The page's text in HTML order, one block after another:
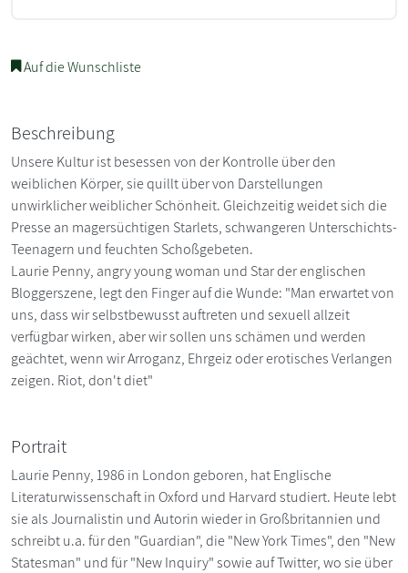
Auf die Wunschliste
Beschreibung
Unsere Kultur ist besessen von der Kontrolle über den
weiblichen Körper, sie quillt über von Darstellungen
unwirklicher weiblicher Schönheit. Gleichzeitig weidet sich die
Presse an magersüchtigen Starlets, schwangeren Unterschichts-
Teenagern und feuchten Schoßgebeten.
Laurie Penny, angry young woman und Star der englischen
Bloggerszene, legt den Finger auf die Wunde: "Man erwartet von
uns, dass wir selbstbewusst auftreten und sexuell allzeit
verfügbar wirken, aber wir sollen uns schämen und werden
geächtet, wenn wir Arroganz, Ehrgeiz oder erotisches Verlangen
zeigen. Riot, don't diet"
Portrait
Laurie Penny, 1986 in London geboren, hat Englische
Literaturwissenschaft in Oxford und Harvard studiert. Heute lebt
sie als Journalistin und Autorin wieder in Großbritannien und
schreibt u.a. für den "Guardian", die "New York Times", den "New
Statesman" und für "New Inquiry" sowie auf Twitter, wo sie über